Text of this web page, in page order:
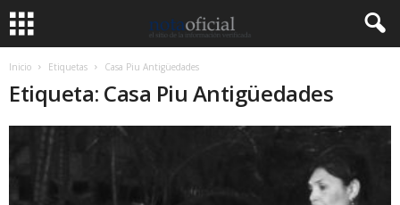
Inicio Etiquetas Casa Piu Antigüedades
Etiqueta: Casa Piu Antigüedades